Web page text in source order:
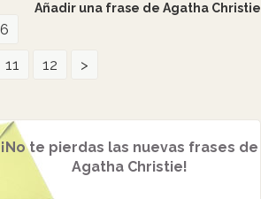
Añadir una frase de Agatha Christie
6
11 12 >
¡No te pierdas las nuevas frases de
Agatha Christie!